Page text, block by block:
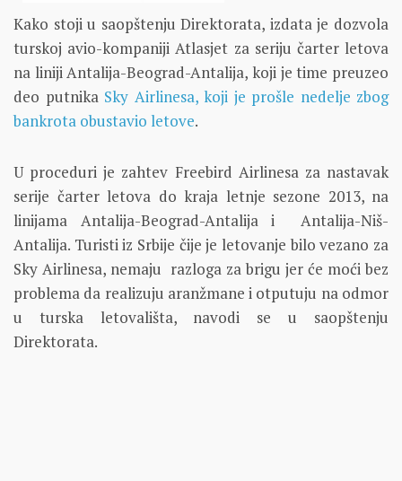
Kako stoji u saopštenju Direktorata, izdata je dozvola
turskoj avio-kompaniji Atlasjet za seriju čarter letova
na liniji Antalija-Beograd-Antalija, koji je time preuzeo
deo putnika Sky Airlinesa, koji je prošle nedelje zbog
bankrota obustavio letove.
U proceduri je zahtev Freebird Airlinesa za nastavak
serije čarter letova do kraja letnje sezone 2013, na
linijama Antalija-Beograd-Antalija i Antalija-Niš-
Antalija. Turisti iz Srbije čije je letovanje bilo vezano za
Sky Airlinesa, nemaju razloga za brigu jer će moći bez
problema da realizuju aranžmane i otputuju na odmor
u turska letovališta, navodi se u saopštenju
Direktorata.